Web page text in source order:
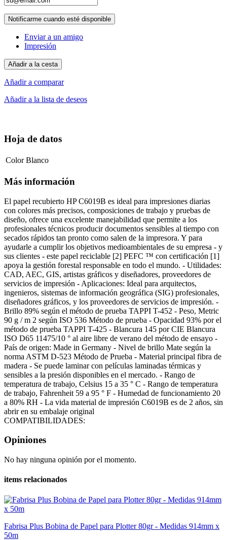
Notificarme cuando esté disponible
Enviar a un amigo
Impresión
Añadir a la cesta
Añadir a comparar
Añadir a la lista de deseos
Hoja de datos
Color Blanco
Más información
El papel recubierto HP C6019B es ideal para impresiones diarias
con colores más precisos, composiciones de trabajo y pruebas de
diseño, ofrece una excelente manejabilidad que permite a los
profesionales técnicos producir documentos sensibles al tiempo con
secados rápidos tan pronto como salen de la impresora. Y para
ayudarle a cumplir los objetivos medioambientales de su empresa - y
sus clientes - este papel reciclable [2] PEFC ™ con certificación [1]
apoya la gestión forestal responsable en todo el mundo. - Utilidades:
CAD, AEC, GIS, artistas gráficos y diseñadores, proveedores de
servicios de impresión - Aplicaciones: Ideal para arquitectos,
ingenieros, sistemas de información geográfica (SIG) profesionales,
diseñadores gráficos, y los proveedores de servicios de impresión. -
Brillo 89% según el método de prueba TAPPI T-452 - Peso, Metric
90 g / m 2 según ISO 536 Método de prueba - Opacidad 93% por el
método de prueba TAPPI T-425 - Blancura 145 por CIE Blancura
ISO D65 11475/10 ° al aire libre de verano del método de ensayo -
País de origen: Made in Germany - Nivel de brillo Mate según la
norma ASTM D-523 Método de Prueba - Material principal fibra de
madera - Se puede laminar con películas laminadas térmicas y
sensibles a la presión disponibles en el mercado. - Rango de
temperatura de trabajo, Celsius 15 a 35 ° C - Rango de temperatura
de trabajo, Fahrenheit 59 a 95 ° F - Humedad de funcionamiento 20
a 80% RH - La vida material de impresión C6019B es de 2 años, sin
abrir en su embalaje original
COMPATIBILIDADES:
Opiniones
No hay ninguna opinión por el momento.
items relacionados
Fabrisa Plus Bobina de Papel para Plotter 80gr - Medidas 914mm x
50m